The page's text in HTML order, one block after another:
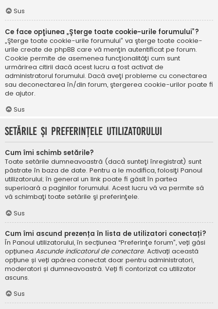
Sus
Ce face opţiunea „Şterge toate cookie-urile forumului”?
„Şterge toate cookie-urile forumului” va şterge toate cookie-
urile create de phpBB care vă menţin autentificat pe forum.
Cookie permite de asemenea funcţionalităţi cum sunt
urmărirea citirii dacă acest lucru a fost activat de
administratorul forumului. Dacă aveţi probleme cu conectarea
sau deconectarea în/din forum, ştergerea cookie-urilor poate fi
de ajutor.
Sus
Setările şi preferinţele utilizatorului
Cum îmi schimb setările?
Toate setările dumneavoastră (dacă sunteţi înregistrat) sunt
păstrate în baza de date. Pentru a le modifica, folosiţi Panoul
utilizatorului; în general un link poate fi găsit în partea
superioară a paginilor forumului. Acest lucru vă va permite să
vă schimbaţi toate setările şi preferinţele.
Sus
Cum îmi ascund prezența în lista de utilizatori conectați?
În Panoul utilizatorului, în secțiunea “Preferinţe forum”, veți găsi
opțiunea Ascunde indicatorul de conectare. Activați această
opțiune și veți apărea conectat doar pentru administratori,
moderatori și dumneavoastră. Veți fi contorizat ca utilizator
ascuns.
Sus